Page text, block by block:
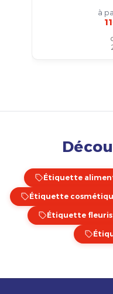
à
Étiquette
Étiquette
Étiquette